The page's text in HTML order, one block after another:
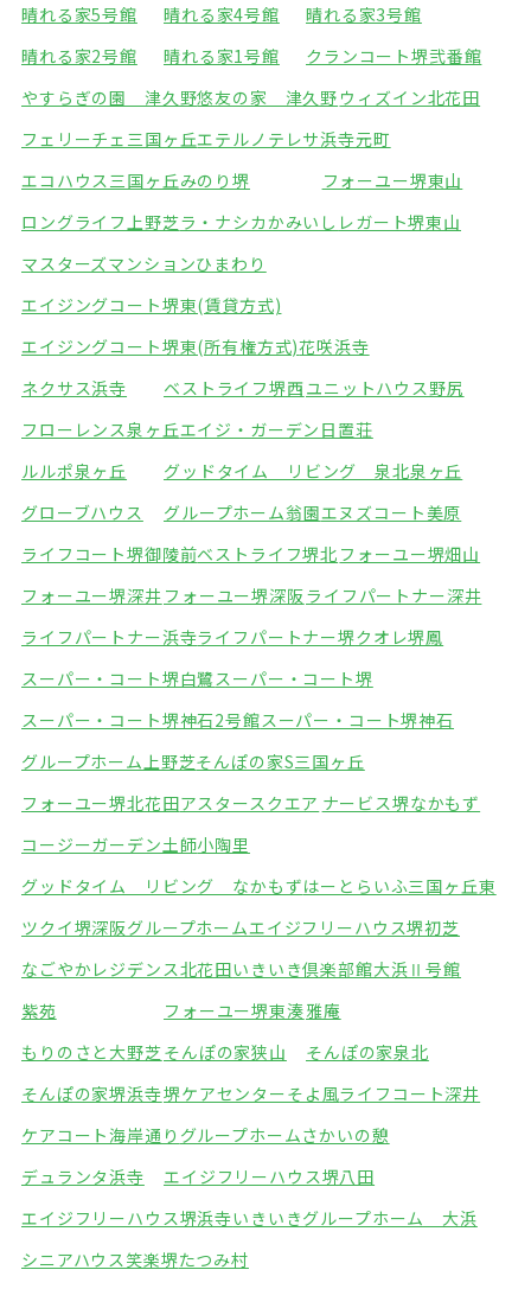
晴れる家5号館
晴れる家4号館
晴れる家3号館
晴れる家2号館
晴れる家1号館
クランコート堺弐番館
やすらぎの園 津久野悠友の家 津久野 ウィズイン北花田
フェリーチェ三国ヶ丘エテルノテレサ浜寺元町
エコハウス三国ヶ丘みのり堺
フォーユー堺東山
ロングライフ上野芝ラ・ナシカかみいし レガート堺東山
マスターズマンションひまわり
エイジングコート堺東(賃貸方式)
エイジングコート堺東(所有権方式)花咲浜寺
ネクサス浜寺
ベストライフ堺西ユニットハウス野尻
フローレンス泉ヶ丘エイジ・ガーデン日置荘
ルルポ泉ヶ丘
グッドタイム リビング 泉北泉ヶ丘
グローブハウス
グループホーム翁園エヌズコート美原
ライフコート堺御陵前ベストライフ堺北 フォーユー堺畑山
フォーユー堺深井 フォーユー堺深阪ライフパートナー深井
ライフパートナー浜寺ライフパートナー堺クオレ堺鳳
スーパー・コート堺白鷺 スーパー・コート堺
スーパー・コート堺神石2号館スーパー・コート堺神石
グループホーム上野芝そんぽの家S三国ヶ丘
フォーユー堺北花田アスタースクエア ナービス堺なかもず
コージーガーデン土師小陶里
グッドタイム リビング なかもずはーとらいふ三国ヶ丘東
ツクイ堺深阪グループホームエイジフリーハウス堺初芝
なごやかレジデンス北花田いきいき倶楽部館大浜Ⅱ号館
紫苑
フォーユー堺東湊雅庵
もりのさと大野芝そんぽの家狭山
そんぽの家泉北
そんぽの家堺浜寺堺ケアセンターそよ風ライフコート深井
ケアコート海岸通り グループホームさかいの憩
デュランタ浜寺
エイジフリーハウス堺八田
エイジフリーハウス堺浜寺いきいきグループホーム 大浜
シニアハウス笑楽堺たつみ村